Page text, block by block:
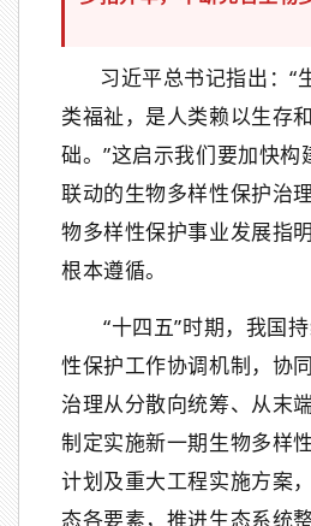
习近平总书记指出：“
类福祉，是人类赖以生存
础。”这启示我们要加快构
联动的生物多样性保护治
物多样性保护事业发展指
根本遵循。
“十四五”时期，我国持
性保护工作协调机制，协
治理从分散向统筹、从末
制定实施新一期生物多样
计划及重大工程实施方案
态各要素，推进生态系统